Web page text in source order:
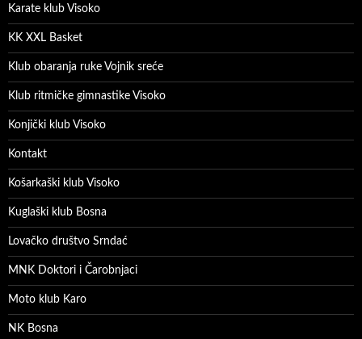
Karate klub Visoko
KK XXL Basket
Klub obaranja ruke Vojnik sreće
Klub ritmičke gimnastike Visoko
Konjički klub Visoko
Kontakt
Košarkaški klub Visoko
Kuglaški klub Bosna
Lovačko društvo Srndać
MNK Doktori i Čarobnjaci
Moto klub Karo
NK Bosna